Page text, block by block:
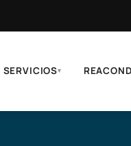
SERVICIOS▾